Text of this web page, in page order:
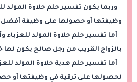
وربما يكون تفسير حلم حلاوة المولد
وظيفتها أو حصولها على وظيفة أفضل
أما تفسير حلم حلاوة المولد للعزباء
بالزواج القريب من رجل صالح يكون لها
أما تفسير حلم هدية حلاوة المولد
لحصولها على ترقية في وظيفتها أو